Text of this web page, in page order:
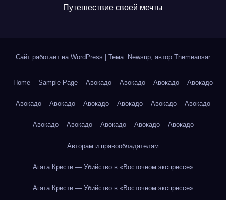
Путешествие своей мечты
Сайт работает на WordPress Тема: Newsup, автор Themeansar
Home Sample Page Авокадо Авокадо Авокадо Авокадо
Авокадо Авокадо Авокадо Авокадо Авокадо Авокадо
Авокадо Авокадо Авокадо Авокадо Авокадо
Авторам и правообладателям
Агата Кристи — Убийство в «Восточном экспрессе»
Агата Кристи — Убийство в «Восточном экспрессе»